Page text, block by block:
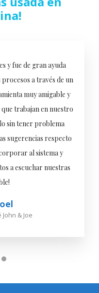
& Joe
y fue de gran ayuda
a través de un
muy amigable y
trabajan en nuestro
sin tener problema
sugerencias respecto
al sistema y
a escuchar nuestras